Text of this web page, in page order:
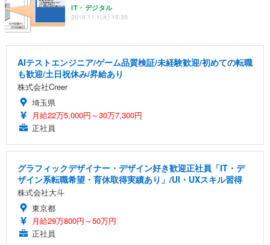
IT・デジタル
2016.11.1(火) 15:30
AIテストエンジニア/ゲーム品質検証/未経験歓迎/初めての転職
も歓迎/土日祝休み/昇給あり
株式会社Creer
埼玉県
月給22万5,000円～30万7,300円
正社員
グラフィックデザイナー・デザイン好き歓迎正社員「IT・デ
ザイン系転職希望・育休取得実績あり」/UI・UXスキル習得
株式会社大斗
東京都
月給29万800円～50万円
正社員